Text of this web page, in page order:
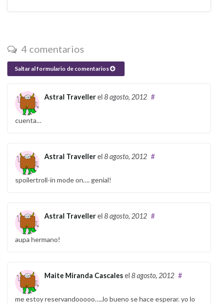
4 comentarios
Saltar al formulario de comentarios
Astral Travellerel 8 agosto, 2012 #
cuenta…
Astral Travellerel 8 agosto, 2012 #
spoilertroll-in mode on…. genial!
Astral Travellerel 8 agosto, 2012 #
aupa hermano!
Maite Miranda Cascalesel 8 agosto, 2012 #
me estoy reservandooooo…..lo bueno se hace esperar. yo lo